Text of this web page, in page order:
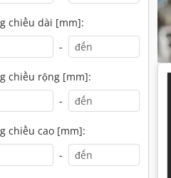
chiều dài [mm]:
-
chiều rộng [mm]:
-
chiều cao [mm]:
-